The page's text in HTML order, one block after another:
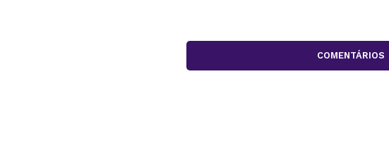
COMENTÁRIOS